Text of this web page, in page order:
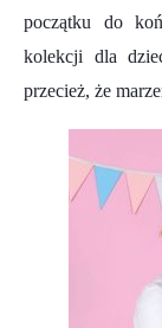
początku do
kolekcji dla
przecież, że